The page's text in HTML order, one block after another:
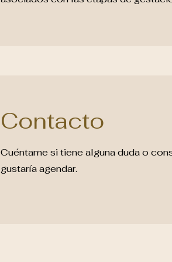
Contacto
Cuéntame si tiene alguna duda o
gustaría agendar.